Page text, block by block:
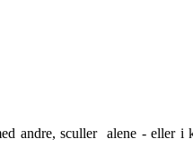
andre, sculler alene - eller i